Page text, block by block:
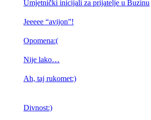
Umjetnički inicijali za prijatelje u Buzinu
Jeeeee “avijon”!
Opomena:(
Nije lako…
Ah, taj rukomet:)
Divnost:)